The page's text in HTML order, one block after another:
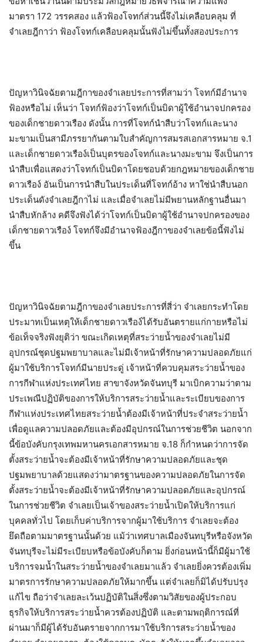
มาตรา 172 วรรคสอง แล้วฟ้องโจทก์ส่วนนี้จึงไม่เคลือบคลุม ที่
จำเลยฎีกาว่า ฟ้องโจทก์เคลือบคลุมนั้นฟังไม่ขึ้นทั้งสองประการ
ปัญหาวินิจฉัยตามฎีกาของจำเลยประการที่สามว่า โจทก์มีอำนาจ
ฟ้องหรือไม่ เห็นว่า โจทก์ฟ้องว่าโจทก์เป็นบิดาผู้ใช้อำนาจปกครอง
ของเด็กชายดาวเรือง ดังนั้น การที่โจทก์นำสืบว่าโจทก์และนาง
มะขามเป็นสามีภรรยากันตามใบสำคัญการสมรสเอกสารหมาย จ.1
และเด็กชายดาวเรือง์เป็นบุตรของโจทก์และนางมะขาม จึงเป็นการ
นำสืบเพื่อแสดงว่าโจทก์เป็นบิดาโดยชอบด้วยกฎหมายของเด็กชาย
ดาวเรือง์ อันเป็นการนำสืบในประเด็นที่โจทก์อ้าง หาใช่นำสืบนอก
ประเด็นดังจำเลยฎีกาไม่ และเมื่อจำเลยไม่มีพยานหลักฐานอื่นมา
นำสืบหักล้าง คดีจึงฟังได้ว่าโจทก์เป็นบิดาผู้ใช้อำนาจปกครองของ
เด็กชายดาวเรือง์ โจทก์จึงมีอำนาจฟ้องฎีกาของจำเลยข้อนี้ฟังไม่
ขึ้น
ปัญหาวินิจฉัยตามฎีกาของจำเลยประการที่สี่ว่า จำเลยกระทำโดย
ประมาทเป็นเหตุให้เด็กชายดาวเรือง์ได้รับอันตรายแก่กายหรือไม่
ข้อเท็จจริงฟังยุติว่า ขณะเกิดเหตุที่สระว่ายน้ำของจำเลยไม่มี
อุปกรณ์ชุดปฐมพยาบาลและไม่มีเจ้าหน้าที่รักษาความปลอดภัยแก่
ผู้มาใช้บริการโจทก์มีนายประดู่ เจ้าหน้าที่ควบคุมสระว่ายน้ำของ
การกีฬาแห่งประเทศไทย สาขาจังหวัดจันทบุรี มาเบิกความว่าตาม
ประเพณีปฏิบัติของการให้บริการสระว่ายน้ำและระเบียบของการ
กีฬาแห่งประเทศไทยสระว่ายน้ำต้องมีเจ้าหน้าที่ประจำสระว่ายน้ำ
เพื่อดูแลความปลอดภัยและต้องมีอุปกรณ์ในการช่วยชีวิต นอกจาก
นี้ข้อบังคับกรุงเทพมหานครเอกสารหมาย จ.18 ก็กำหนดว่าการจัด
ตั้งสระว่ายน้ำจะต้องมีเจ้าหน้าที่รักษาความปลอดภัยและชุด
ปฐมพยาบาลด้วยแสดงว่ามาตรฐานของความปลอดภัยในการจัด
ตั้งสระว่ายน้ำจะต้องมีเจ้าหน้าที่รักษาความปลอดภัยและอุปกรณ์
ในการช่วยชีวิต จำเลยเป็นเจ้าของสระว่ายน้ำเปิดให้บริการแก่
บุคคลทั่วไป โดยเก็บค่าบริการจากผู้มาใช้บริการ จำเลยจะต้อง
ยึดถือตามมาตรฐานนั้นด้วย แม้ว่าเทศบาลเมืองจันทบุรีหรือจังหวัด
จันทบุรีจะไม่มีระเบียบหรือข้อบังคับก็ตาม ยิ่งก่อนหน้านี้ก็มีผู้มาใช้
บริการจมน้ำในสระว่ายน้ำของจำเลยมาแล้ว จำเลยยิ่งควรต้องเพิ่ม
มาตรการรักษาความปลอดภัยให้มากขึ้น แต่จำเลยก็มิได้ปรับปรุง
แก้ไข ถือว่าจำเลยละเว้นปฏิบัติในสิ่งซึ่งตามวิสัยของผู้ประกอบ
ธุรกิจให้บริการสระว่ายน้ำควรต้องปฏิบัติ และตามพฤติการณ์ที่
ผ่านมาก็มีผู้ได้รับอันตรายจากการมาใช้บริการสระว่ายน้ำของ